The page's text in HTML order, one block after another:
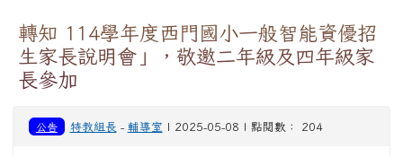
轉知 114學年度西門國小一般智能資優招
生家長說明會」，敬邀二年級及四年級家
長參加
公告 特教組長 - 輔導室 | 2025-05-08 | 點閱數： 204